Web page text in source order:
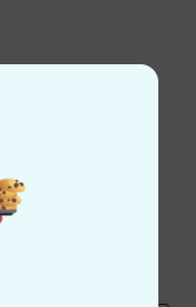
på engelska och